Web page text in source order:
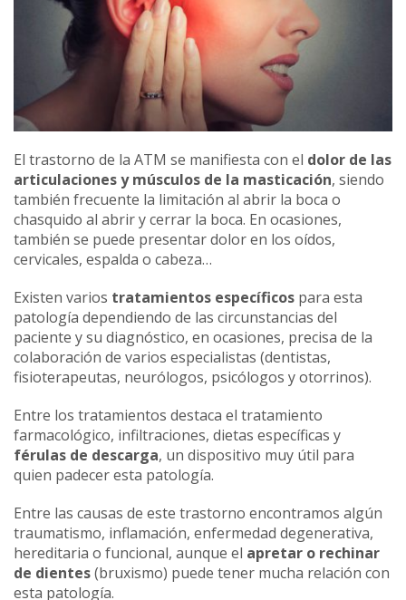
El trastorno de la ATM se manifiesta con el dolor de las
articulaciones y músculos de la masticación, siendo
también frecuente la limitación al abrir la boca o
chasquido al abrir y cerrar la boca. En ocasiones,
también se puede presentar dolor en los oídos,
cervicales, espalda o cabeza…
Existen varios tratamientos específicos para esta
patología dependiendo de las circunstancias del
paciente y su diagnóstico, en ocasiones, precisa de la
colaboración de varios especialistas (dentistas,
fisioterapeutas, neurólogos, psicólogos y otorrinos).
Entre los tratamientos destaca el tratamiento
farmacológico, infiltraciones, dietas específicas y
férulas de descarga, un dispositivo muy útil para
quien padecer esta patología.
Entre las causas de este trastorno encontramos algún
traumatismo, inflamación, enfermedad degenerativa,
hereditaria o funcional, aunque el apretar o rechinar
de dientes(bruxismo) puede tener mucha relación con
esta patología.